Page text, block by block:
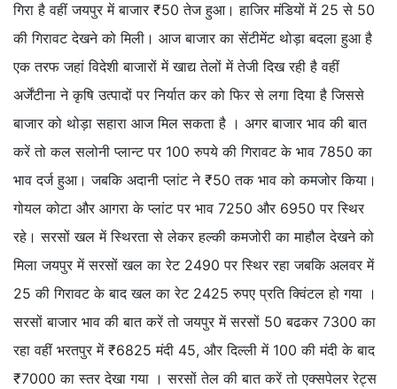
गिरा है वहीं जयपुर में बाजार ₹50 तेज हुआ। हाजिर मंडियों में 25 से 50
की गिरावट देखने को मिली। आज बाजार का सेंटीमेंट थोड़ा बदला हुआ है
एक तरफ जहां विदेशी बाजारों में खाद्य तेलों में तेजी दिख रही है वहीं
अर्जेंटीना ने कृषि उत्पादों पर निर्यात कर को फिर से लगा दिया है जिससे
बाजार को थोड़ा सहारा आज मिल सकता है । अगर बाजार भाव की बात
करें तो कल सलोनी प्लान्ट पर 100 रुपये की गिरावट के भाव 7850 का
भाव दर्ज हुआ। जबकि अदानी प्लांट ने ₹50 तक भाव को कमजोर किया।
गोयल कोटा और आगरा के प्लांट पर भाव 7250 और 6950 पर स्थिर
रहे। सरसों खल में स्थिरता से लेकर हल्की कमजोरी का माहौल देखने को
मिला जयपुर में सरसों खल का रेट 2490 पर स्थिर रहा जबकि अलवर में
25 की गिरावट के बाद खल का रेट 2425 रुपए प्रति क्विंटल हो गया ।
सरसों बाजार भाव की बात करें तो जयपुर में सरसों 50 बढकर 7300 का
रहा वहीं भरतपुर में ₹6825 मंदी 45, और दिल्ली में 100 की मंदी के बाद
₹7000 का स्तर देखा गया । सरसों तेल की बात करें तो एक्सपेलर रेट्स